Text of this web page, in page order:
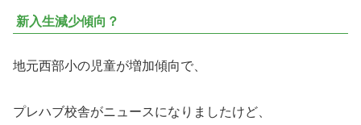
新入生減少傾向？
地元西部小の児童が増加傾向で、
プレハブ校舎がニュースになりましたけど、